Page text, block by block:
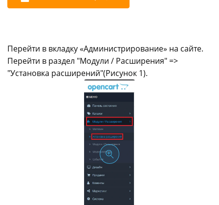
Перейти в вкладку «Администрирование» на сайте.
Перейти в раздел "Модули / Расширения" =>
"Установка расширений"(Рисунок 1).